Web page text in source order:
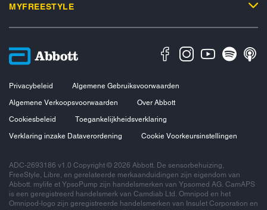
MYFREESTYLE
Privacybeleid
Algemene Gebruiksvoorwaarden
Algemene Verkoopsvoorwaarden
Over Abbott
Cookiesbeleid
Toegankelijkheidsverklaring
Verklaring inzake Dataverordening
Cookie Voorkeursinstellingen
ADC-2693186 v1.0 Copyright © 2026 Abbott. De sensorbehuizing,
FreeStyle, Libre, en gerelateerde merkaanduidingen zijn eigendom van
Abbott. mylife et YpsoPump zijn handelsmerken van Ypsomed AG. CamAPS
is een geregistreerd handelsmerk van Camdiab Ltd. Omnipod en het
Omnipod-logo zijn geregistreerde handelsmerken van Insulet Corporation en